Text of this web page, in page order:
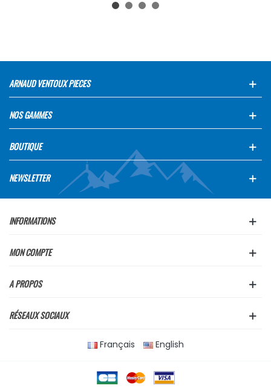
ARNAUD VENTOUX PIECES
NOS GAMMES
BOUTIQUE
NEWSLETTER
INFORMATIONS
MON COMPTE
A PROPOS
RÉSEAUX SOCIAUX
Français English